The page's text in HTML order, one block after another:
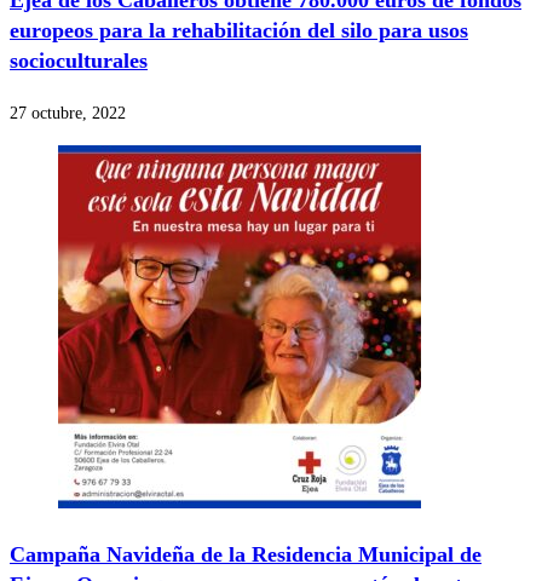
europeos para la rehabilitación del silo para usos
socioculturales
27 octubre, 2022
Campaña Navideña de la Residencia Municipal de